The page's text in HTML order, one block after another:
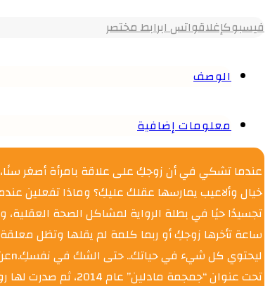
فيسبوكإغلاقواتس ابرابط مختصر
الوصف
معلومات إضافية
عندما تشكي في أن زوجكِ على علاقة بامرأة أصغر
تجسيدًا حيًا في بطلة الرواية لمشاكل الصحة
ساعة تأخرها زوجكِ أو ربما كلمة لم يقلها وتظل